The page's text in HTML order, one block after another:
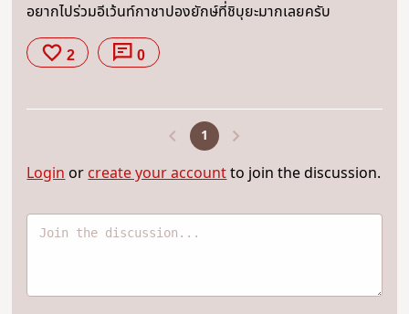
อยากไปร่วมอีเว้นท์กาชาปองยักษ์ที่ชิบุยะมากเลยครับ
2 0
1
Login or create your accountto join the discussion.